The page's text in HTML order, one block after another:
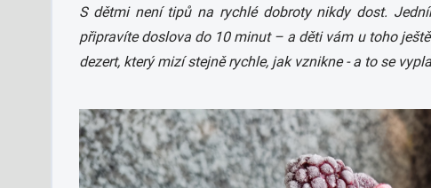
S dětmi není tipů na rychlé dobroty nikdy dost.
připravíte doslova do 10 minut – a děti vám u toho
dezert, který mizí stejně rychle, jak vznikne - a to se